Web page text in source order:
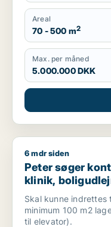
Areal
70 - 500 m2
Max. per måned
5.000.000 DKK
Peter søger kontor,
6 mdr siden
Peter søger
klinik,
Frederiksberg,
m.fl.
Skal kunne indrettes
minimum 100 m2
til elevator).